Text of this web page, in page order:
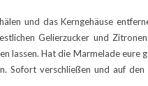
und das Kerngehäuse
Gelierzucker und
lassen. Hat die Marmelade
Sofort verschließen und auf